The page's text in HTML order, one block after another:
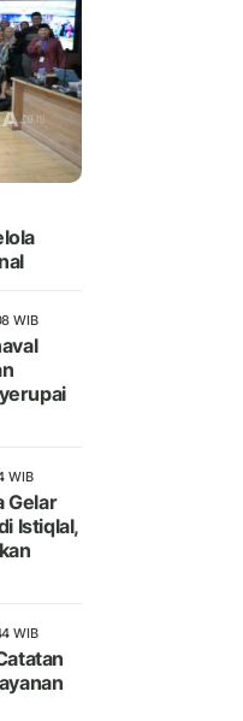
WIB
WIB
Gelar
Istiqlal,
WIB